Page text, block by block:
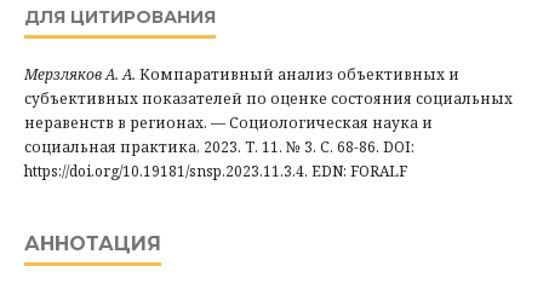
ДЛЯ ЦИТИРОВАНИЯ
Мерзляков А. А. Компаративный анализ объективных и
субъективных показателей по оценке состояния социальных
неравенств в регионах. — Социологическая наука и
социальная практика, 2023. Т. 11. № 3. С. 68-86. DOI:
https://doi.org/10.19181/snsp.2023.11.3.4. EDN: FORALF
АННОТАЦИЯ